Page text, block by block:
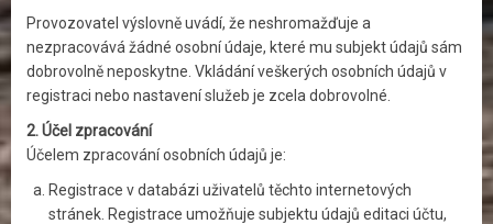
Provozovatel výslovně uvádí, že neshromažďuje a
nezpracovává žádné osobní údaje, které mu subjekt údajů sám
dobrovolně neposkytne. Vkládání veškerých osobních údajů v
registraci nebo nastavení služeb je zcela dobrovolné.
2. Účel zpracování
Účelem zpracování osobních údajů je:
Registrace v databázi uživatelů těchto internetových
stránek. Registrace umožňuje subjektu údajů editaci účtu,